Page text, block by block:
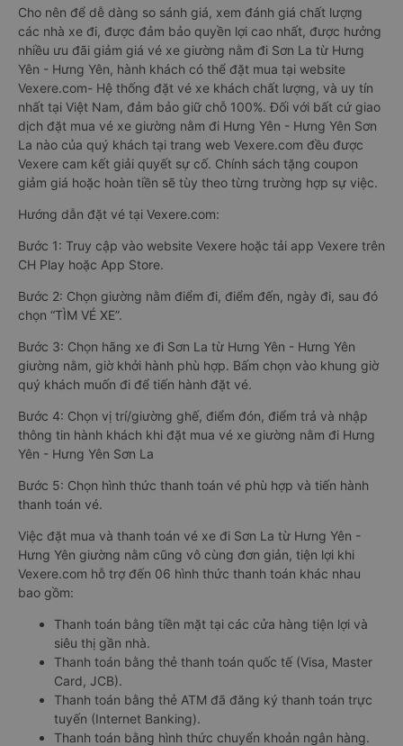
Cho nên để dễ dàng so sánh giá, xem đánh giá chất lượng
các nhà xe đi, được đảm bảo quyền lợi cao nhất, được hưởng
nhiều ưu đãi giảm giá vé xe giường nằm đi Sơn La từ Hưng
Yên - Hưng Yên, hành khách có thể đặt mua tại website
Vexere.com- Hệ thống đặt vé xe khách chất lượng, và uy tín
nhất tại Việt Nam, đảm bảo giữ chỗ 100%. Đối với bất cứ giao
dịch đặt mua vé xe giường nằm đi Hưng Yên - Hưng Yên Sơn
La nào của quý khách tại trang web Vexere.com đều được
Vexere cam kết giải quyết sự cố. Chính sách tặng coupon
giảm giá hoặc hoàn tiền sẽ tùy theo từng trường hợp sự việc.
Hướng dẫn đặt vé tại Vexere.com:
Bước 1: Truy cập vào website Vexere hoặc tải app Vexere trên
CH Play hoặc App Store.
Bước 2: Chọn giường nằm điểm đi, điểm đến, ngày đi, sau đó
chọn “TÌM VÉ XE”.
Bước 3: Chọn hãng xe đi Sơn La từ Hưng Yên - Hưng Yên
giường nằm, giờ khởi hành phù hợp. Bấm chọn vào khung giờ
quý khách muốn đi để tiến hành đặt vé.
Bước 4: Chọn vị trí/giường ghế, điểm đón, điểm trả và nhập
thông tin hành khách khi đặt mua vé xe giường nằm đi Hưng
Yên - Hưng Yên Sơn La
Bước 5: Chọn hình thức thanh toán vé phù hợp và tiến hành
thanh toán vé.
Việc đặt mua và thanh toán vé xe đi Sơn La từ Hưng Yên -
Hưng Yên giường nằm cũng vô cùng đơn giản, tiện lợi khi
Vexere.com hỗ trợ đến 06 hình thức thanh toán khác nhau
bao gồm:
Thanh toán bằng tiền mặt tại các cửa hàng tiện lợi và
siêu thị gần nhà.
Thanh toán bằng thẻ thanh toán quốc tế (Visa, Master
Card, JCB).
Thanh toán bằng thẻ ATM đã đăng ký thanh toán trực
tuyến (Internet Banking).
Thanh toán bằng hình thức chuyển khoản ngân hàng.